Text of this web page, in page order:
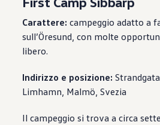
Carattere: campeggio adatto a
sull’Öresund, con molte
libero.
Indirizzo e posizione:
Limhamn, Malmö, Svezia
Il campeggio si trova a circa